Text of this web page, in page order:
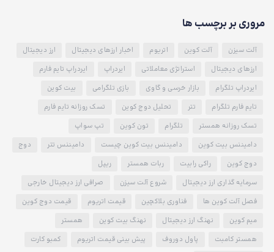
مروری بر برچسب ها
آلت سیزن آلت کوین اتریوم اخبار ارزهای دیجیتال
ارز دیجیتال
ارزهای دیجیتال
استراتژی معاملاتی ایردراپ
ایردراپ تایم فارم
ایردراپ تلگرام
بازار خرسی و گاوی بازی تلگرامی
بیت کوین
تایم فارم تلگرام
تتر تحلیل دوج کوین
تسک روزانه تایم فارم
تسک روزانه همستر
تلگرام تون کوین
تپ سواپ
دامیننس بیت کوین
دامیننس بیت کوین چیست دامیننس تتر
دوج
دوج کوین
راکی رابیت ربات همستر
ریپل
سرمایه گذاری ارز دیجیتال
شروع آلت سیزن
صرافی ارز دیجیتال خارجی
فصل آلت کوین ها
فناوری بلاکچین قیمت اتریوم
قیمت دوج کوین
میم کوین
نهنگ ارز دیجیتال نهنگ بیت کوین
همستر
همستر کامبت
پاول دوروف پیش بینی قیمت اتریوم
کمبو کارت